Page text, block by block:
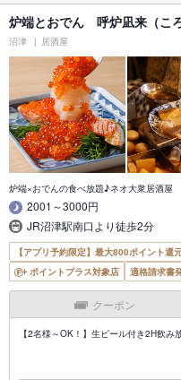
炉端とおでん 呼炉凪来（こ
沼津 居酒屋
炉端×おでんの食べ放題♪ネオ大衆居酒屋
2001～3000円
JR沼津駅南口より徒歩2分
【アプリ予約限定】最大800ポイント還
ポイントプラス対象店
適格請求書
クーポン
【2名様～OK！】生ビール付き2H飲